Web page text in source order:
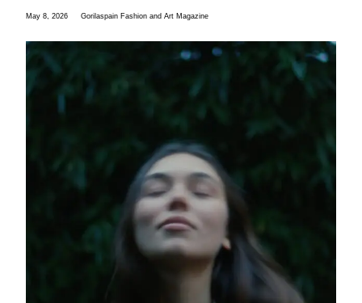
May 8, 2026 Gorilaspain Fashion and Art Magazine